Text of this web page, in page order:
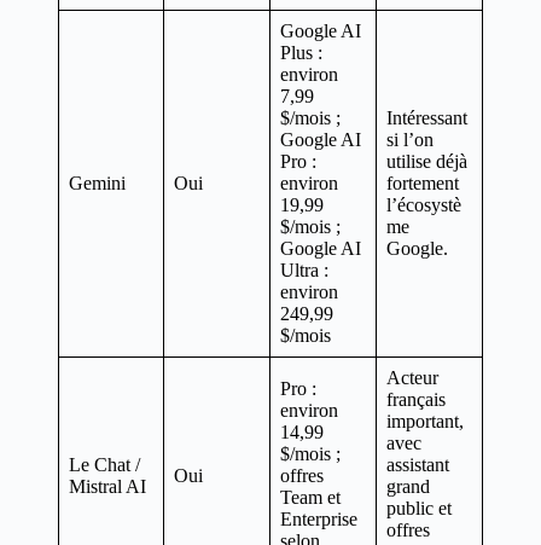
Gemini Oui
Google AI
Plus :
environ
7,99
$/mois ;
Google AI
Pro :
environ
19,99
$/mois ;
Google AI
Ultra :
environ
249,99
$/mois
Intéressant
si l’on
utilise déjà
fortement
l’écosystè
me
Google.
Le Chat /
Mistral AI
Oui
Pro :
environ
14,99
$/mois ;
offres
Team et
Enterprise
selon
Acteur
français
important,
avec
assistant
grand
public et
offres